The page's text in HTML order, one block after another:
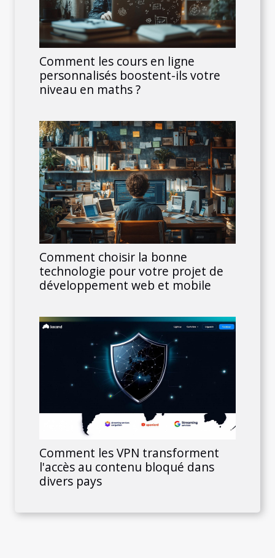
Comment les cours en ligne
personnalisés boostent-ils votre
niveau en maths ?
Comment choisir la bonne
technologie pour votre projet de
développement web et mobile
Comment les VPN transforment
l'accès au contenu bloqué dans
divers pays